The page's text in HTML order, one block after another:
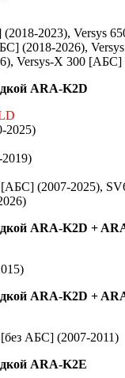
2023), Versys
(2018-2026),
Versys-X 300 [АБС]
ARA-K2D
2025)
2019)
(2007-2025),
ARA-K2D +
ARA-K2D +
АБС] (2007-2011)
ARA-K2E